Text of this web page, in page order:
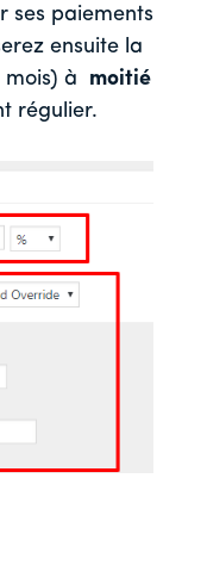
ses paiements
ensuite la
mois) à moitié
régulier.